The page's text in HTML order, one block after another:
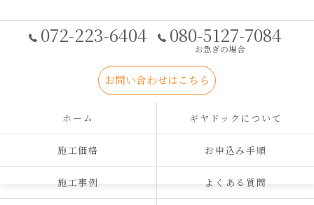
072-223-6404 080-5127-7084
お急ぎの場合
お問い合わせはこちら
ホーム ギヤドックについて
施工価格 お申込み手順
施工事例 よくある質問